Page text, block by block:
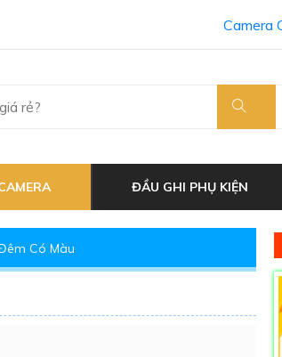
Camera
ĐẦU GHI PHỤ KIỆN
Có Màu